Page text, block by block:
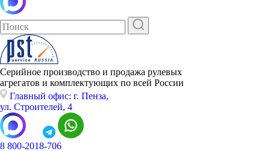
Серийное производство и продажа рулевых
агрегатов и комплектующих по всей России
Главный офис: г. Пенза,
ул. Строителей, 4
8 800-2018-706